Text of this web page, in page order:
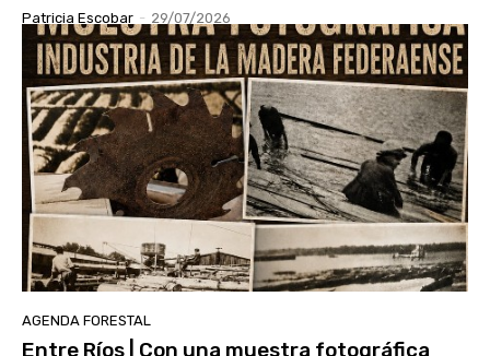
Patricia Escobar - 29/07/2026
AGENDA FORESTAL
Entre Ríos | Con una muestra fotográfica